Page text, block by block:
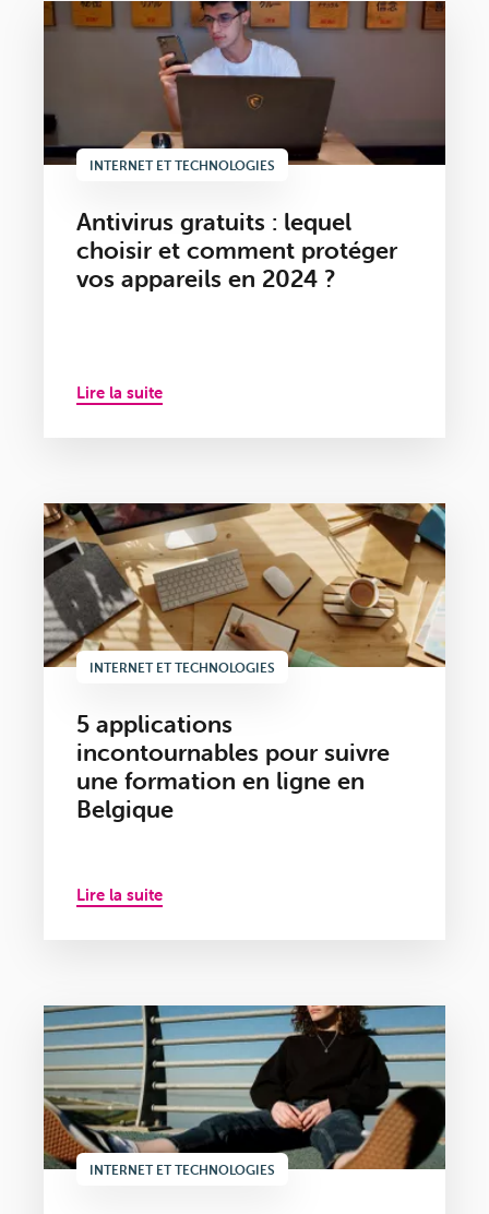
INTERNET ET TECHNOLOGIES
Antivirus gratuits : lequel
choisir et comment protéger
vos appareils en 2024 ?
Lire la suite
INTERNET ET TECHNOLOGIES
5 applications
incontournables pour suivre
une formation en ligne en
Belgique
Lire la suite
INTERNET ET TECHNOLOGIES